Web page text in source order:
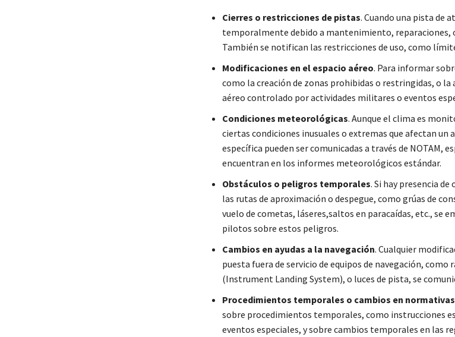
Cierres o restricciones de pistas. Cuando una pista de
temporalmente debido a mantenimiento, reparaciones,
También se notifican las restricciones de uso, como
Modificaciones en el espacio aéreo. Para informar
como la creación de zonas prohibidas o restringidas, o la
aéreo controlado por actividades militares o eventos
Condiciones meteorológicas. Aunque el clima es
ciertas condiciones inusuales o extremas que afectan un
específica pueden ser comunicadas a través de NOTAM,
encuentran en los informes meteorológicos estándar.
Obstáculos o peligros temporales. Si hay presencia
las rutas de aproximación o despegue, como grúas de
vuelo de cometas, láseres,saltos en paracaídas, etc., se
pilotos sobre estos peligros.
Cambios en ayudas a la navegación. Cualquier
puesta fuera de servicio de equipos de navegación, como
(Instrument Landing System), o luces de pista, se
Procedimientos temporales o cambios en normativas
sobre procedimientos temporales, como instrucciones
eventos especiales, y sobre cambios temporales en las